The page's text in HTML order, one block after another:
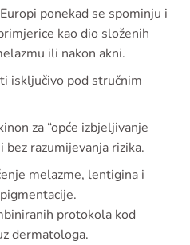
ponekad se spominju i
kao dio složenih
ili nakon akni.
isključivo pod stručnim
za “opće izbjeljivanje
bez razumijevanja rizika.
melazme, lentigina i
protokola kod
dermatologa.